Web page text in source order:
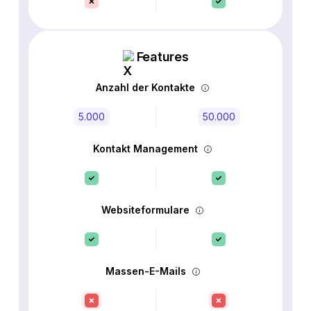
Features
Anzahl der Kontakte
5.000 50.000
Kontakt Management
Websiteformulare
Massen-E-Mails